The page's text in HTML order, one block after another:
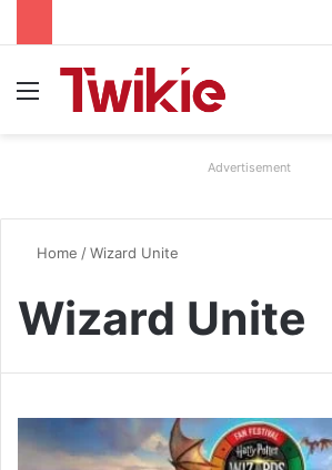
Advertisement
Home /Wizard Unite
Wizard Unite